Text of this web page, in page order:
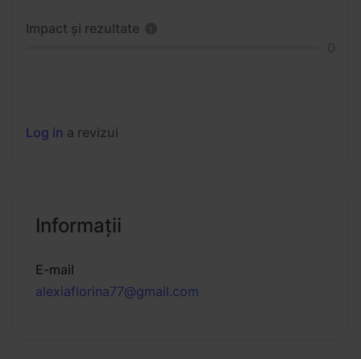
Impact și rezultate
Log in a revizui
Informaţii
E-mail
alexiaflorina77@gmail.com